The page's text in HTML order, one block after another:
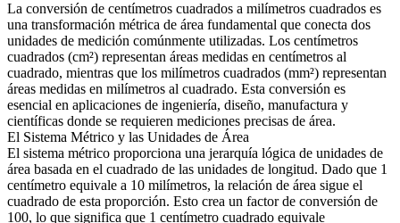
La conversión de centímetros cuadrados a milímetros cuadrados es
una transformación métrica de área fundamental que conecta dos
unidades de medición comúnmente utilizadas. Los centímetros
cuadrados (cm²) representan áreas medidas en centímetros al
cuadrado, mientras que los milímetros cuadrados (mm²) representan
áreas medidas en milímetros al cuadrado. Esta conversión es
esencial en aplicaciones de ingeniería, diseño, manufactura y
científicas donde se requieren mediciones precisas de área.
El Sistema Métrico y las Unidades de Área
El sistema métrico proporciona una jerarquía lógica de unidades de
área basada en el cuadrado de las unidades de longitud. Dado que 1
centímetro equivale a 10 milímetros, la relación de área sigue el
cuadrado de esta proporción. Esto crea un factor de conversión de
100, lo que significa que 1 centímetro cuadrado equivale